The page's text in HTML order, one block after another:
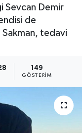
Sevcan Demir
de
Sakman, tedavi
149
GÖSTERIM